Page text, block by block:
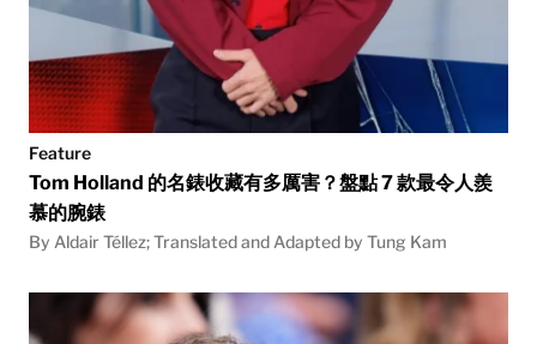
Feature
Tom Holland 的名錶收藏有多厲害？盤點 7 款最令人羨
慕的腕錶
By Aldair Téllez; Translated and Adapted by Tung Kam